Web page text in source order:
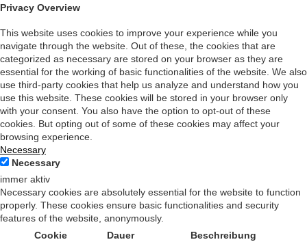
Privacy Overview
This website uses cookies to improve your experience while you
navigate through the website. Out of these, the cookies that are
categorized as necessary are stored on your browser as they are
essential for the working of basic functionalities of the website. We also
use third-party cookies that help us analyze and understand how you
use this website. These cookies will be stored in your browser only
with your consent. You also have the option to opt-out of these
cookies. But opting out of some of these cookies may affect your
browsing experience.
Necessary
Necessary
immer aktiv
Necessary cookies are absolutely essential for the website to function
properly. These cookies ensure basic functionalities and security
features of the website, anonymously.
Cookie
Dauer Beschreibung